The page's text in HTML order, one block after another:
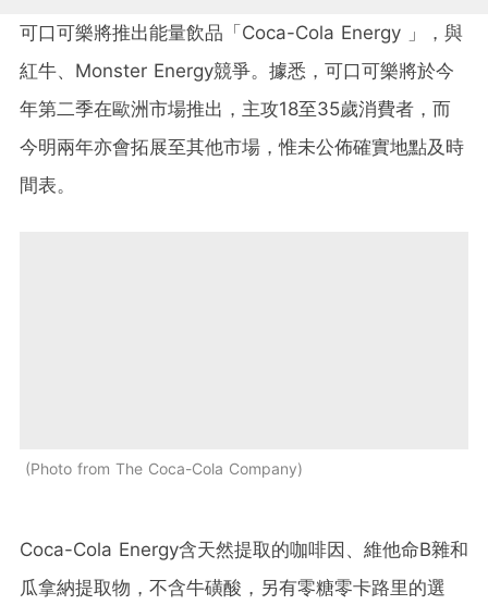
可口可樂將推出能量飲品「Coca-Cola Energy 」，與
紅牛、Monster Energy競爭。據悉，可口可樂將於今
年第二季在歐洲市場推出，主攻18至35歲消費者，而
今明兩年亦會拓展至其他市場，惟未公佈確實地點及時
間表。
Photo from The Coca-Cola Company
Coca-Cola Energy含天然提取的咖啡因、維他命B雜和
瓜拿納提取物，不含牛磺酸，另有零糖零卡路里的選